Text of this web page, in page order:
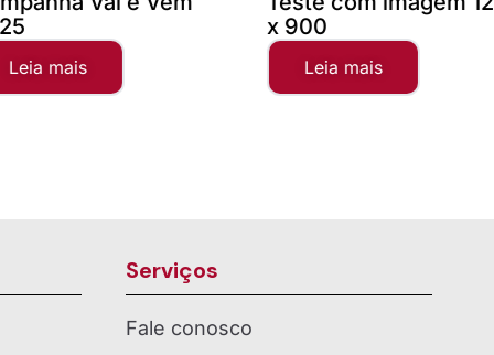
x 900
Leia mais
Serviços
Fale conosco